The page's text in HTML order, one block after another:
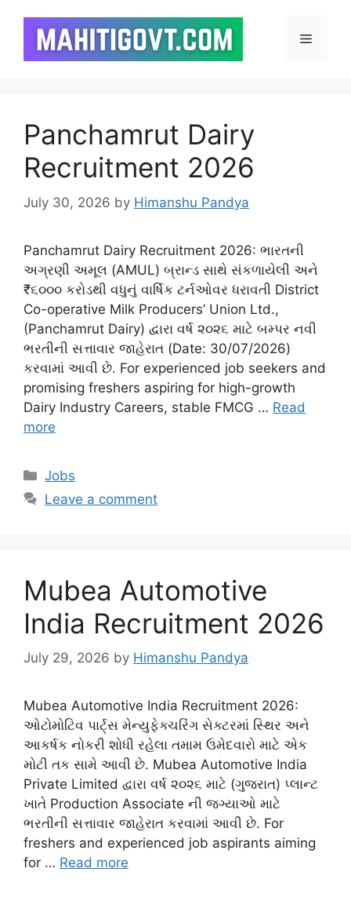
content
Menu
Panchamrut Dairy
Recruitment 2026
July 30, 2026 by Himanshu Pandya
Panchamrut Dairy Recruitment 2026: ભારતની
અગ્રણી અમૂલ (AMUL) બ્રાન્ડ સાથે સંકળાયેલી અને
₹૬૦૦૦ કરોડથી વધુનું વાર્ષિક ટર્નઓવર ધરાવતી District
Co-operative Milk Producers’ Union Ltd.,
(Panchamrut Dairy) દ્વારા વર્ષ ૨૦૨૬ માટે બમ્પર નવી
ભરતીની સત્તાવાર જાહેરાત (Date: 30/07/2026)
કરવામાં આવી છે. For experienced job seekers and
promising freshers aspiring for high-growth
Dairy Industry Careers, stable FMCG … Read
more
Categories
Jobs
Leave a comment
Mubea Automotive
India Recruitment 2026
July 29, 2026 by Himanshu Pandya
Mubea Automotive India Recruitment 2026:
ઓટોમોટિવ પાર્ટ્સ મેન્યુફેક્ચરિંગ સેક્ટરમાં સ્થિર અને
આકર્ષક નોકરી શોધી રહેલા તમામ ઉમેદવારો માટે એક
મોટી તક સામે આવી છે. Mubea Automotive India
Private Limited દ્વારા વર્ષ ૨૦૨૬ માટે (ગુજરાત) પ્લાન્ટ
ખાતે Production Associate ની જગ્યાઓ માટે
ભરતીની સત્તાવાર જાહેરાત કરવામાં આવી છે. For
freshers and experienced job aspirants aiming
for … Read more